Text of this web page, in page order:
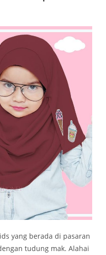
yang berada di pasaran
tudung mak. Alahai